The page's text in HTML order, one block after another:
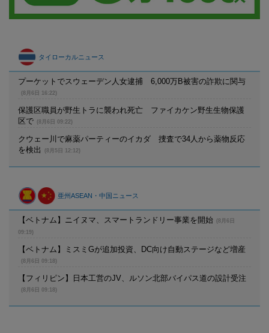
タイローカルニュース
プーケットでスウェーデン人女逮捕 6,000万B被害の詐欺に関与
(8月6日 16:22)
保護区職員が野生トラに襲われ死亡 ファイカケン野生生物保護
区で
(8月6日 09:22)
クウェー川で麻薬パーティーのイカダ 捜査で34人から薬物反応
を検出
(8月5日 12:12)
亜州ASEAN・中国ニュース
【ベトナム】ニイヌマ、スマートランドリー事業を開始
(8月6日
09:19)
【ベトナム】ミスミGが追加投資、DC向け自動ステージなど増産
(8月6日 09:18)
【フィリピン】日本工営のJV、ルソン北部バイパス道の設計受注
(8月6日 09:18)